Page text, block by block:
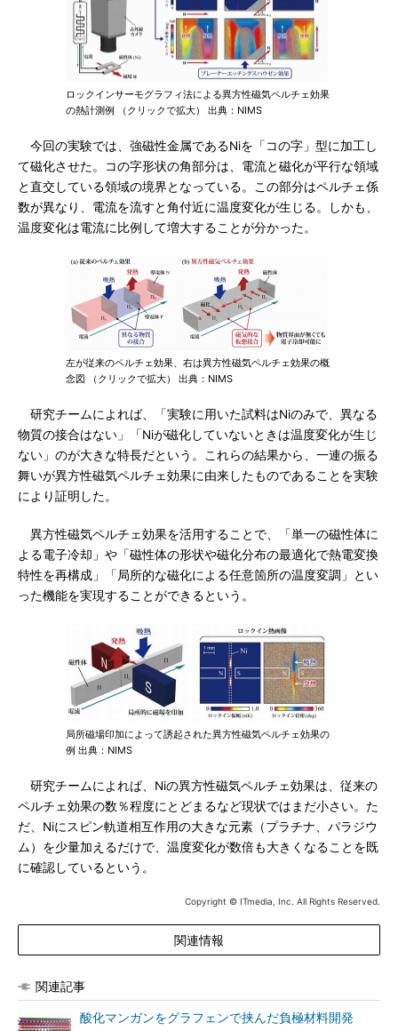
ロックインサーモグラフィ法による異方性磁気ペルチェ効果
の熱計測例 （クリックで拡大） 出典：NIMS
今回の実験では、強磁性金属であるNiを「コの字」型に加工し
て磁化させた。コの字形状の角部分は、電流と磁化が平行な領域
と直交している領域の境界となっている。この部分はペルチェ係
数が異なり、電流を流すと角付近に温度変化が生じる。しかも、
温度変化は電流に比例して増大することが分かった。
左が従来のペルチェ効果、右は異方性磁気ペルチェ効果の概
念図 （クリックで拡大） 出典：NIMS
研究チームによれば、「実験に用いた試料はNiのみで、異なる
物質の接合はない」「Niが磁化していないときは温度変化が生じ
ない」のが大きな特長だという。これらの結果から、一連の振る
舞いが異方性磁気ペルチェ効果に由来したものであることを実験
により証明した。
異方性磁気ペルチェ効果を活用することで、「単一の磁性体に
よる電子冷却」や「磁性体の形状や磁化分布の最適化で熱電変換
特性を再構成」「局所的な磁化による任意箇所の温度変調」とい
った機能を実現することができるという。
局所磁場印加によって誘起された異方性磁気ペルチェ効果の
例 出典：NIMS
研究チームによれば、Niの異方性磁気ペルチェ効果は、従来の
ペルチェ効果の数％程度にとどまるなど現状ではまだ小さい。た
だ、Niにスピン軌道相互作用の大きな元素（プラチナ、パラジウ
ム）を少量加えるだけで、温度変化が数倍も大きくなることを既
に確認しているという。
Copyright © ITmedia, Inc. All Rights Reserved.
関連情報
関連記事
酸化マンガンをグラフェンで挟んだ負極材料開発